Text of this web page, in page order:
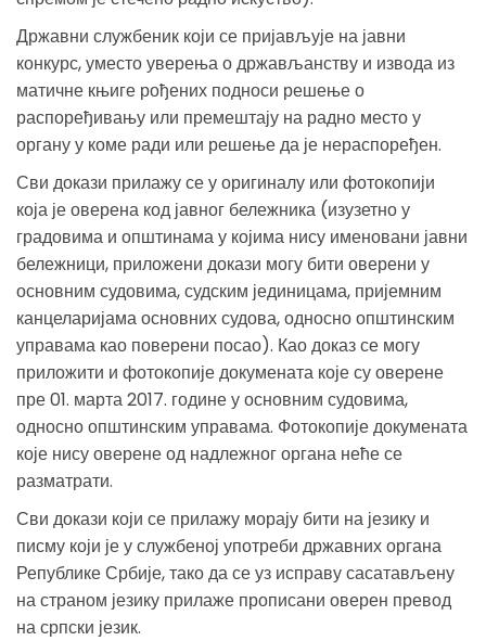
Државни службеник који се пријављује на јавни
конкурс, уместо уверења о држављанству и извода из
матичне књиге рођених подноси решење о
распоређивању или премештају на радно место у
органу у коме ради или решење да је нераспоређен.
Сви докази прилажу се у оригиналу или фотокопији
која је оверена код јавног бележника (изузетно у
градовима и општинама у којима нису именовани јавни
бележници, приложени докази могу бити оверени у
основним судовима, судским јединицама, пријемним
канцеларијама основних судова, односно општинским
управама као поверени посао). Као доказ се могу
приложити и фотокопије докумената које су оверене
пре 01. марта 2017. године у основним судовима,
односно општинским управама. Фотокопије докумената
које нису оверене од надлежног органа неће се
разматрати.
Сви докази који се прилажу морају бити на језику и
писму који је у службеној употреби државних органа
Републике Србије, тако да се уз исправу сасатављену
на страном језику прилаже прописани оверен превод
на српски језик.